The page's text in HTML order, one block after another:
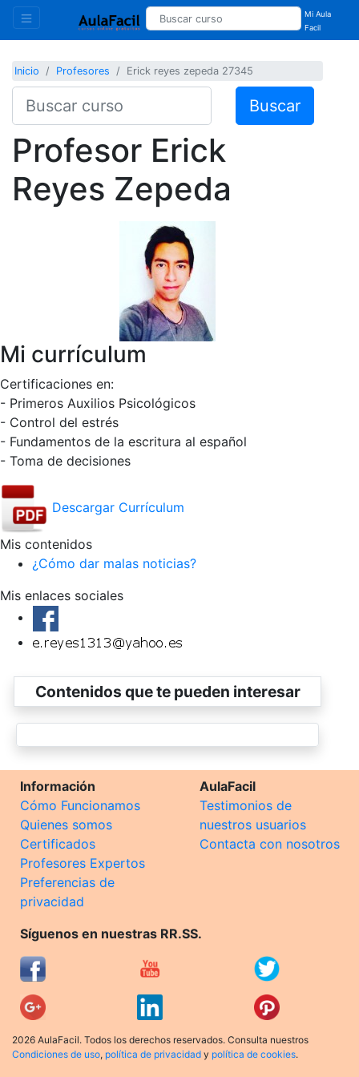
Mi Aula
Facil
Inicio Profesores Erick reyes zepeda 27345
Buscar
Profesor Erick
Reyes Zepeda
Mi currículum
Certificaciones en:
- Primeros Auxilios Psicológicos
- Control del estrés
- Fundamentos de la escritura al español
- Toma de decisiones
Descargar Currículum
Mis contenidos
¿Cómo dar malas noticias?
Mis enlaces sociales
Contenidos que te pueden interesar
Información
Cómo Funcionamos
Quienes somos
Certificados
Profesores Expertos
Preferencias de
privacidad
AulaFacil
Testimonios de
nuestros usuarios
Contacta con nosotros
Síguenos en nuestras RR.SS.
2026 AulaFacil. Todos los derechos reservados. Consulta nuestros
Condiciones de uso, política de privacidad y política de cookies.